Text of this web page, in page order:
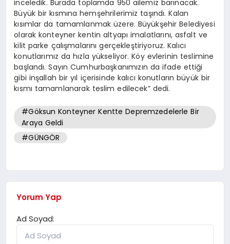
inceledik. Burada toplamda 950 ailemiz barınacak.
Büyük bir kısmına hemşehrilerimiz taşındı. Kalan
kısımlar da tamamlanmak üzere. Büyükşehir Belediyesi
olarak konteyner kentin altyapı imalatlarını, asfalt ve
kilit parke çalışmalarını gerçekleştiriyoruz. Kalıcı
konutlarımız da hızla yükseliyor. Köy evlerinin teslimine
başlandı. Sayın Cumhurbaşkanımızın da ifade ettiği
gibi inşallah bir yıl içerisinde kalıcı konutların büyük bir
kısmı tamamlanarak teslim edilecek” dedi.
#Göksun Konteyner Kentte Depremzedelerle Bir
Araya Geldi
#GÜNGÖR
Yorum Yap
Ad Soyad: